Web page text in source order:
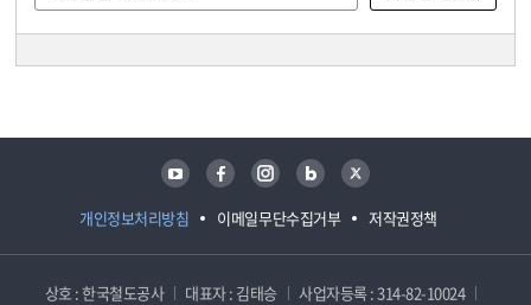
개인정보처리방침 이메일무단수집거부 저작권정책
유튜브 페이스북 인스타그램 블로그 트위터
상호 : 한국철도공사 대표자 : 김태승
사업자등록 : 314-82-10024